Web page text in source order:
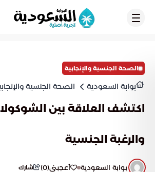
الصحة الجنسية والإنجابية
بوابة السعودية الصحة الجنسية
اكتشف العلاقة بين
والرغبة الجنسية
بوابة السعودية أعجبني(
0
) شارك